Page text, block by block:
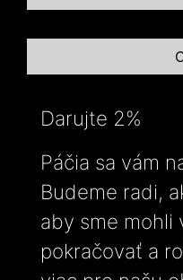
Darujte 2%
Páčia sa vám
Budeme radi,
aby sme mohli
pokračovať a